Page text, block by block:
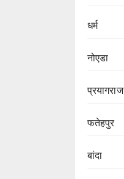
धर्म
नोएडा
प्रयागराज
फतेहपुर
बांदा